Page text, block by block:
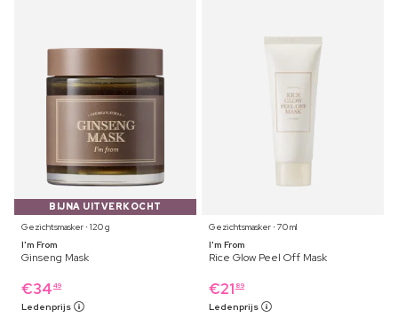
BIJNA UITVERKOCHT
Gezichtsmasker ⋅ 120 g
I'm From
Ginseng Mask
€34 49
Ledenprijs
Gezichtsmasker ⋅ 70 ml
I'm From
Rice Glow Peel Off Mask
€21 89
Ledenprijs